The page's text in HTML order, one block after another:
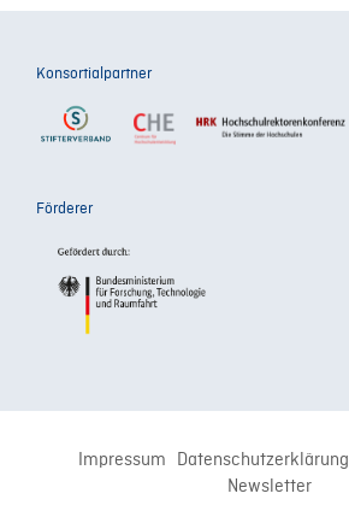
Konsortialpartner
Förderer
Impressum Datenschutzerklärung
Newsletter